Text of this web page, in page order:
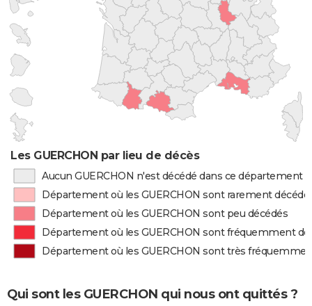
Les GUERCHON par lieu de décès
Aucun GUERCHON n'est décédé dans ce département
Département où les GUERCHON sont rarement
Département où les GUERCHON sont peu décédés
Département où les GUERCHON sont fréquemment
Département où les GUERCHON sont très
Qui sont les GUERCHON qui nous ont quittés ?